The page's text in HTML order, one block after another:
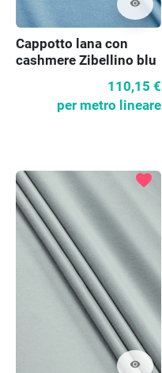
visibility
Cappotto lana con
cashmere Zibellino blu
110,15 €
per metro lineare
visibility
favorite